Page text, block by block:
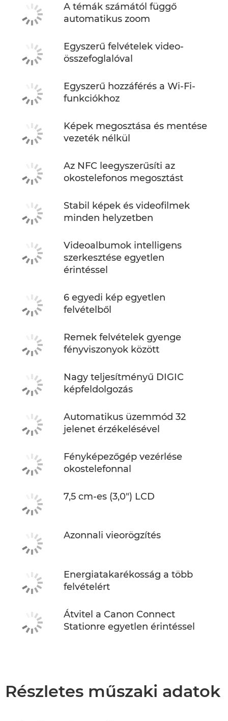
A témák számától függő
automatikus zoom
Egyszerű felvételek video-
összefoglalóval
Egyszerű hozzáférés a Wi-Fi-
funkciókhoz
Képek megosztása és mentése
vezeték nélkül
Az NFC leegyszerűsíti az
okostelefonos megosztást
Stabil képek és videofilmek
minden helyzetben
Videoalbumok intelligens
szerkesztése egyetlen
érintéssel
6 egyedi kép egyetlen
felvételből
Remek felvételek gyenge
fényviszonyok között
Nagy teljesítményű DIGIC
képfeldolgozás
Automatikus üzemmód 32
jelenet érzékelésével
Fényképezőgép vezérlése
okostelefonnal
7,5 cm-es (3,0") LCD
Azonnali vieorögzítés
Energiatakarékosság a több
felvételért
Átvitel a Canon Connect
Stationre egyetlen érintéssel
Részletes műszaki adatok